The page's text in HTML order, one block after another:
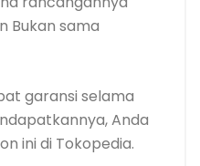
Bukan sama
garansi selama
Anda
ini di Tokopedia.